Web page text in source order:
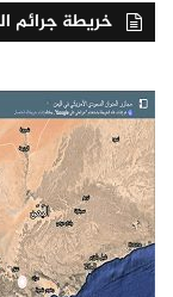
خريطة جرائم